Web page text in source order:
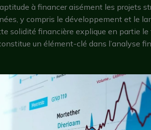
à financer aisément les projets
y compris le développement et le
solidité financière explique en partie
un élément-clé dans l’analyse